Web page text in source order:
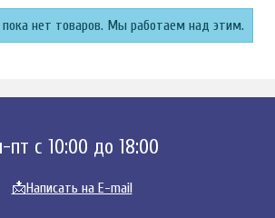
нет товаров. Мы работаем над этим.
пт с 10:00 до 18:00
📩Написать на E-mail